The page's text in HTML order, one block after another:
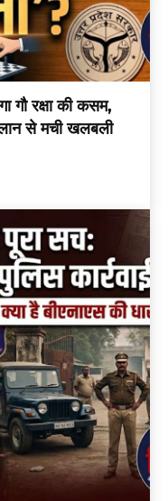
रक्षा की कसम,
से मची खलबली